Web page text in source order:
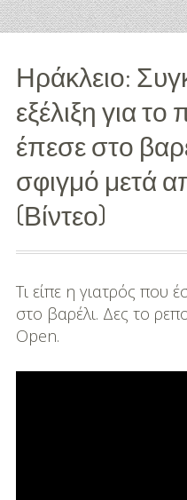
Διασκέδαση
Εκπαίδευση
Βάπτιση
Οργάνωση
Βάπτισης
Διάσημες
Παιδικό Δωμάτιο
Ηράκλειο:
εξέλιξη για
έπεσε στο
σφιγμό μετά
(Βίντεο)
Τι είπε η γιατρός που
στο βαρέλι. Δες το
Open.